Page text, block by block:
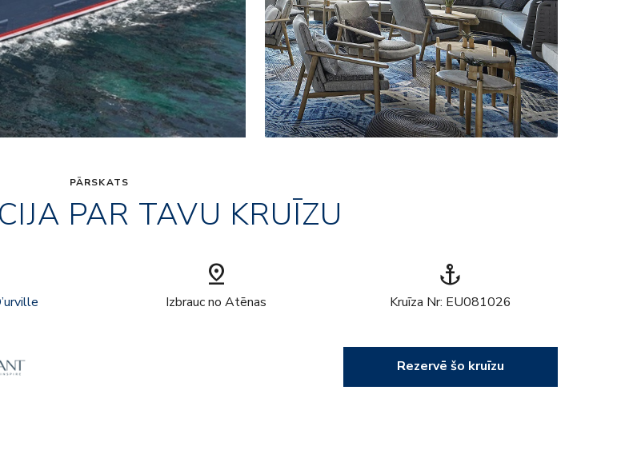
PĀRSKATS
PAR TAVU KRUĪZU
pin_drop
Izbrauc no Atēnas
anchor
Kruīza Nr: EU081026
Rezervē šo kruīzu